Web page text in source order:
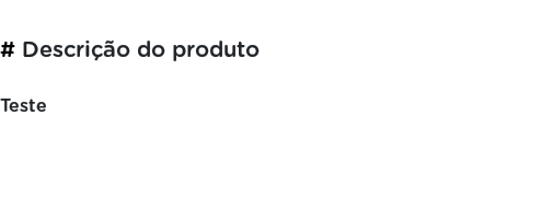
# Descrição do produto
Teste